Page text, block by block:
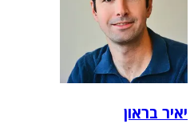
יאיר בראון